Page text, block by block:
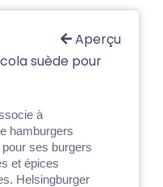
Aperçu
à
hamburgers
ses burgers
et épices
Helsingburger